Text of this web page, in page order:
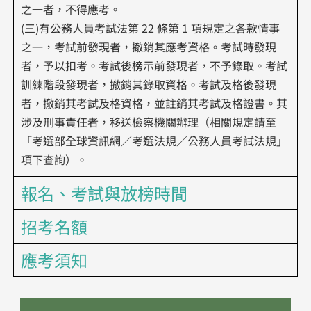
之一者，不得應考。
(三)有公務人員考試法第 22 條第 1 項規定之各款情事
之一，考試前發現者，撤銷其應考資格。考試時發現
者，予以扣考。考試後榜示前發現者，不予錄取。考試
訓練階段發現者，撤銷其錄取資格。考試及格後發現
者，撤銷其考試及格資格，並註銷其考試及格證書。其
涉及刑事責任者，移送檢察機關辦理（相關規定請至
「考選部全球資訊網∕考選法規∕公務人員考試法規」
項下查詢）。
報名、考試與放榜時間
招考名額
應考須知